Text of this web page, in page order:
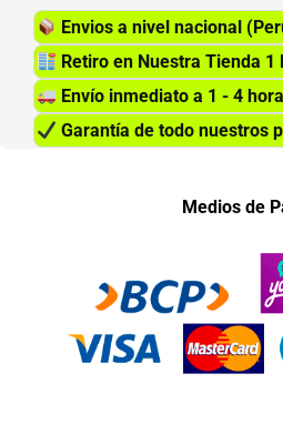
Envios a nivel nacional
Retiro en Nuestra Tienda 1
Envío inmediato a 1 - 4
Garantía de todo nuestros
Medios de